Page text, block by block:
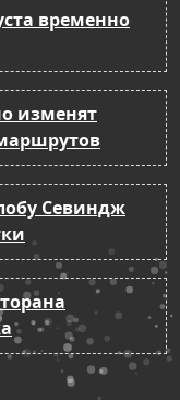
временно
изменят
Севиндж